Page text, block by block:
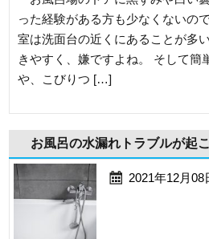
った経験がある方も少なくないの
室は洗面台の近くにあることが多
きやすく、嫌ですよね。 そして簡
や、こびりつ […]
お風呂の水漏れトラブルが起
2021年12月08